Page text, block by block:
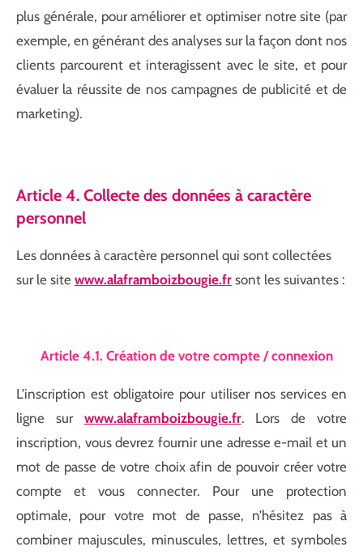
plus générale, pour améliorer et optimiser notre site (par
exemple, en générant des analyses sur la façon dont nos
clients parcourent et interagissent avec le site, et pour
évaluer la réussite de nos campagnes de publicité et de
marketing).
Article 4. Collecte des données à caractère
personnel
Les données à caractère personnel qui sont collectées
sur le site www.alaframboizbougie.fr sont les suivantes :
Article 4.1. Création de votre compte / connexion
L'inscription est obligatoire pour utiliser nos services en
ligne sur www.alaframboizbougie.fr. Lors de votre
inscription, vous devrez fournir une adresse e-mail et un
mot de passe de votre choix afin de pouvoir créer votre
compte et vous connecter. Pour une protection
optimale, pour votre mot de passe, n’hésitez pas à
combiner majuscules, minuscules, lettres, et symboles